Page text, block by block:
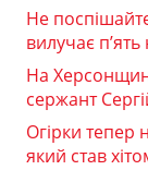
Не
вилучає
На
сержант
Огірки тепер
який став